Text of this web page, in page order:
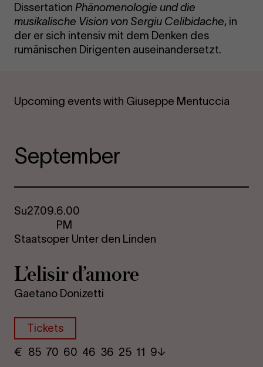
Dissertation Phänomenologie und die
musikalische Vision von Sergiu Celibidache, in
der er sich intensiv mit dem Denken des
rumänischen Dirigenten auseinandersetzt.
Upcoming events with Giuseppe Mentuccia
September
Su27.09.6.00
PM
Staatsoper Unter den Linden
L’elisir d’amore
Gaetano Donizetti
Tickets
€ ​ 85 70 60​ 46 36 25​ 11 9